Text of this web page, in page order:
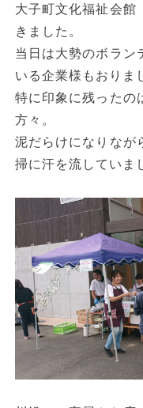
大子町文化福祉会館
きました。
当日は大勢のボラン
いる企業様もおりま
特に印象に残ったの
方々。
泥だらけになりなが
掃に汗を流していま